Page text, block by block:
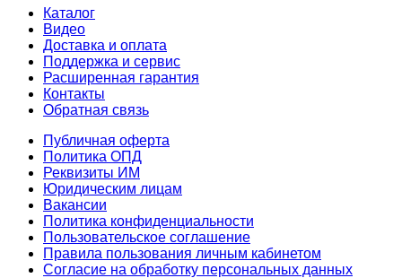
Каталог
Видео
Доставка и оплата
Поддержка и сервис
Расширенная гарантия
Контакты
Обратная связь
Публичная оферта
Политика ОПД
Реквизиты ИМ
Юридическим лицам
Вакансии
Политика конфиденциальности
Пользовательское соглашение
Правила пользования личным кабинетом
Согласие на обработку персональных данных